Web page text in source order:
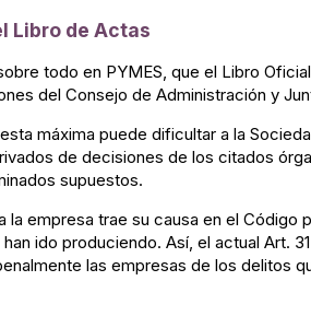
Libro de Actas
todo en PYMES, que el Libro
del Consejo de Administración y
máxima puede dificultar a la
de decisiones de los citados
supuestos.
la empresa trae su causa en el
ido produciendo. Así, el actual Art.
las empresas de los delitos